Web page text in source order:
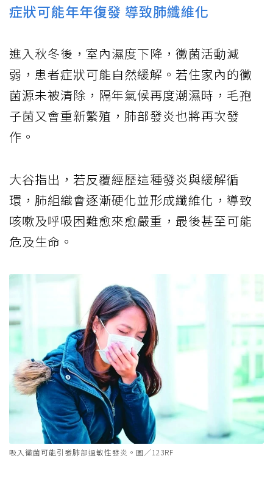
症狀可能年年復發 導致肺纖維化
進入秋冬後，室內濕度下降，黴菌活動減
弱，患者症狀可能自然緩解。若住家內的黴
菌源未被清除，隔年氣候再度潮濕時，毛孢
子菌又會重新繁殖，肺部發炎也將再次發
作。
大谷指出，若反覆經歷這種發炎與緩解循
環，肺組織會逐漸硬化並形成纖維化，導致
咳嗽及呼吸困難愈來愈嚴重，最後甚至可能
危及生命。
吸入黴菌可能引發肺部過敏性發炎。圖／123RF